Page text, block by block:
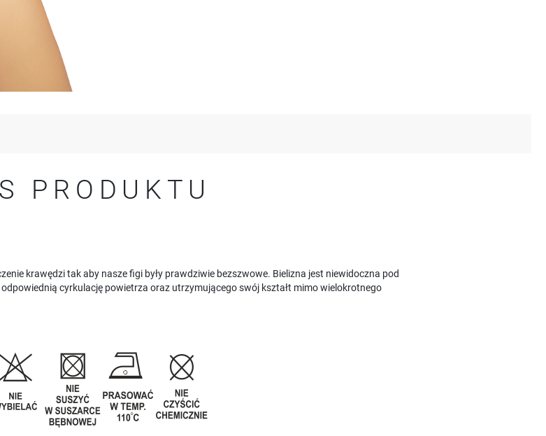
PRODUKTU
krawędzi tak aby nasze figi były prawdziwie bezszwowe. Bielizna jest niewidoczna pod
cyrkulację powietrza oraz utrzymującego swój kształt mimo wielokrotnego
Możesz zmienić ustawienia cookies lub zaakceptować je
momencie możesz dokonać zmiany swoich ustawień.
REGIONALNE